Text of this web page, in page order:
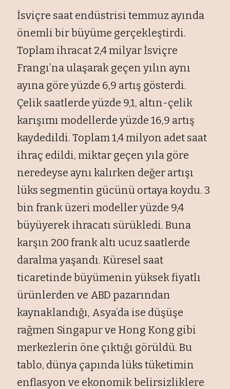
İsviçre saat endüstrisi temmuz ayında
önemli bir büyüme gerçekleştirdi.
Toplam ihracat 2,4 milyar İsviçre
Frangı’na ulaşarak geçen yılın aynı
ayına göre yüzde 6,9 artış gösterdi.
Çelik saatlerde yüzde 9,1, altın-çelik
karışımı modellerde yüzde 16,9 artış
kaydedildi. Toplam 1,4 milyon adet saat
ihraç edildi, miktar geçen yıla göre
neredeyse aynı kalırken değer artışı
lüks segmentin gücünü ortaya koydu. 3
bin frank üzeri modeller yüzde 9,4
büyüyerek ihracatı sürükledi. Buna
karşın 200 frank altı ucuz saatlerde
daralma yaşandı. Küresel saat
ticaretinde büyümenin yüksek fiyatlı
ürünlerden ve ABD pazarından
kaynaklandığı, Asya’da ise düşüşe
rağmen Singapur ve Hong Kong gibi
merkezlerin öne çıktığı görüldü. Bu
tablo, dünya çapında lüks tüketimin
enflasyon ve ekonomik belirsizliklere